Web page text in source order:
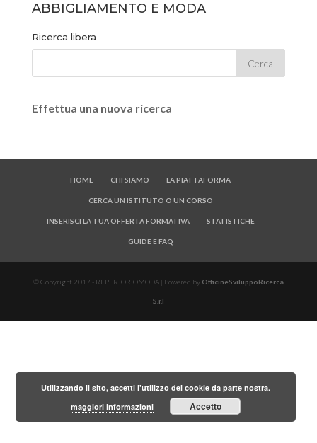
ABBIGLIAMENTO E MODA
Ricerca libera
Effettua una nuova ricerca
HOME CHI SIAMO LA PIATTAFORMA
CERCA UN ISTITUTO O UN CORSO
INSERISCI LA TUA OFFERTA FORMATIVA STATISTICHE
GUIDE E FAQ
© Copyright 2017 - REPERTORIOMODA | Powered by OfficineSviluppoRicerca
S.r.l
Utilizzando il sito, accetti l'utilizzo dei cookie da parte nostra.
maggiori informazioni
Accetto